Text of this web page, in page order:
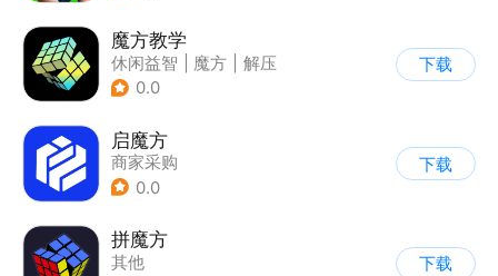
魔方教学
休闲益智 魔方
解压
| 学习教育
0.0
下载
启魔方
商家采购
0.0
下载
拼魔方
其他
下载